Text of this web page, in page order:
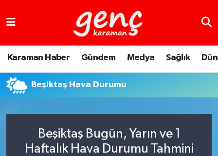
Karaman Haber Gündem Medya Sağlık
Beşiktaş Hava Durumu
Beşiktaş Bugün, Yarın ve 1
Haftalık Hava Durumu Tahmini